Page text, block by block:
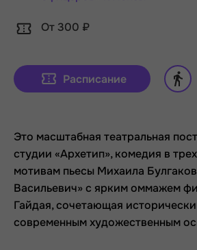
От 300 ₽
Расписание
Это масштабная театральная
студии «Архетип», комедия в
мотивам пьесы Михаила
Васильевич» с ярким оммажем
Гайдая, сочетающая
современным художественным